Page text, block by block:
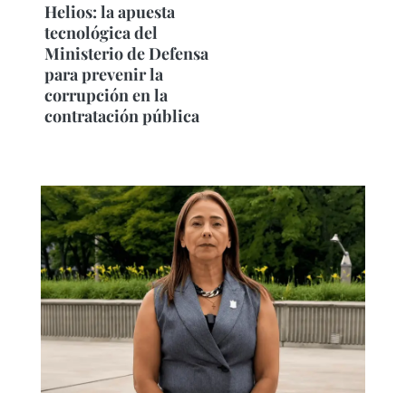
Helios: la apuesta
tecnológica del
Ministerio de Defensa
para prevenir la
corrupción en la
contratación pública